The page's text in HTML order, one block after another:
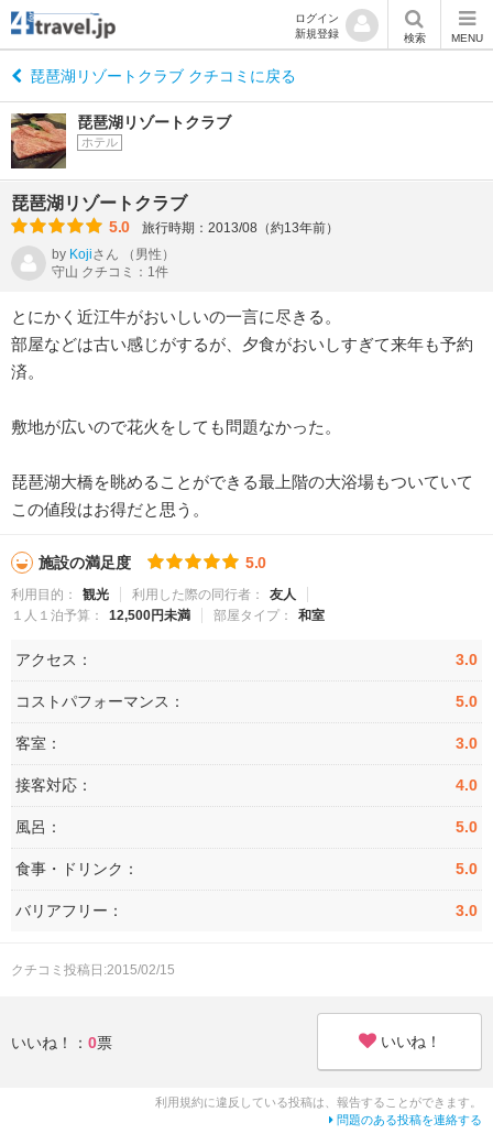
ログイン
新規登録
検索 MENU
琵琶湖リゾートクラブ クチコミに戻る
琵琶湖リゾートクラブ
ホテル
琵琶湖リゾートクラブ
5.0
旅行時期：2013/08（約13年前）
by Kojiさん
（男性）
守山 クチコミ：1件
とにかく近江牛がおいしいの一言に尽きる。
部屋などは古い感じがするが、夕食がおいしすぎて来年も予約
済。
敷地が広いので花火をしても問題なかった。
琵琶湖大橋を眺めることができる最上階の大浴場もついていて
この値段はお得だと思う。
施設の満足度 5.0
利用目的： 観光 利用した際の同行者：
友人
１人１泊予算：
12,500円未満 部屋タイプ： 和室
アクセス： 3.0
コストパフォーマンス： 5.0
客室： 3.0
接客対応： 4.0
風呂： 5.0
食事・ドリンク： 5.0
バリアフリー： 3.0
クチコミ投稿日:2015/02/15
いいね！： 0票 いいね！
利用規約に違反している投稿は、報告することができます。
問題のある投稿を連絡する